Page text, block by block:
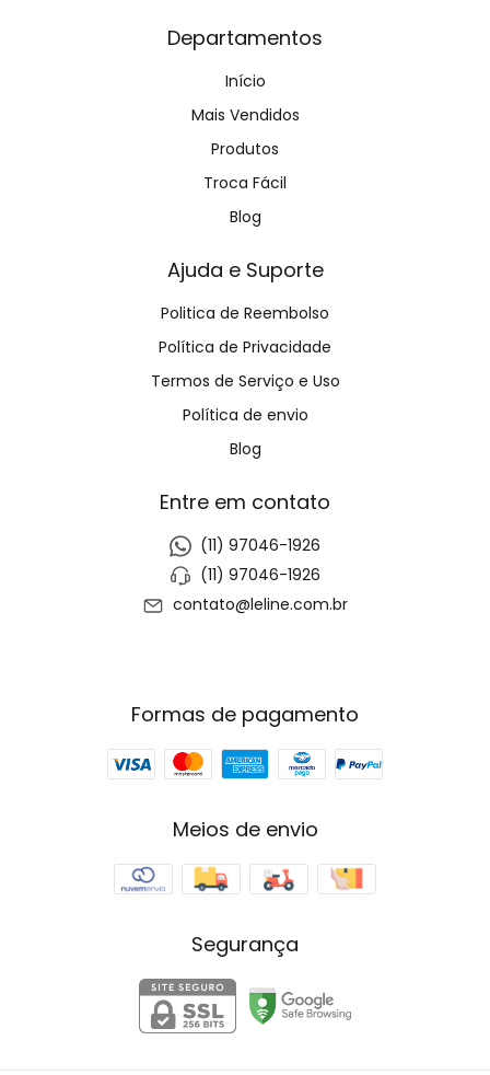
Departamentos
Início
Mais Vendidos
Produtos
Troca Fácil
Blog
Ajuda e Suporte
Politica de Reembolso
Política de Privacidade
Termos de Serviço e Uso
Política de envio
Blog
Entre em contato
(11) 97046-1926
(11) 97046-1926
contato@leline.com.br
Formas de pagamento
Meios de envio
Segurança